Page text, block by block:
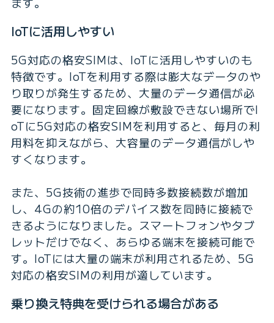
IoTに活用しやすい
5G対応の格安SIMは、IoTに活用しやすいのも
特徴です。IoTを利用する際は膨大なデータのや
り取りが発生するため、大量のデータ通信が必
要になります。固定回線が敷設できない場所でI
oTに5G対応の格安SIMを利用すると、毎月の利
用料を抑えながら、大容量のデータ通信がしや
すくなります。
また、5G技術の進歩で同時多数接続数が増加
し、4Gの約10倍のデバイス数を同時に接続で
きるようになりました。スマートフォンやタブ
レットだけでなく、あらゆる端末を接続可能で
す。IoTには大量の端末が利用されるため、5G
対応の格安SIMの利用が適しています。
乗り換え特典を受けられる場合がある